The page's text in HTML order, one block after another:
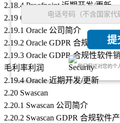
提
我们保证对您的个
2.18.4 Proofpoint 近期开发/更新
2.19 Oracle
2.19.1 Oracle 公司简介
2.19.2 Oracle GDPR 合规性软件
2.19.3 Oracle GDPR 合规性软件
毛利率利润
2.19.4 Oracle 近期开发/更新
2.20 Swascan
2.20.1 Swascan 公司简介
2.20.2 Swascan GDPR 合规软件